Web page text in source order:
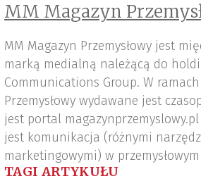
MM Magazyn
MM Magazyn Przemysłowy jest
marką medialną należącą do
Communications Group. W
Przemysłowy wydawane jest
jest portal
jest komunikacja (różnymi
marketingowymi) w
TAGI ARTYKUŁU